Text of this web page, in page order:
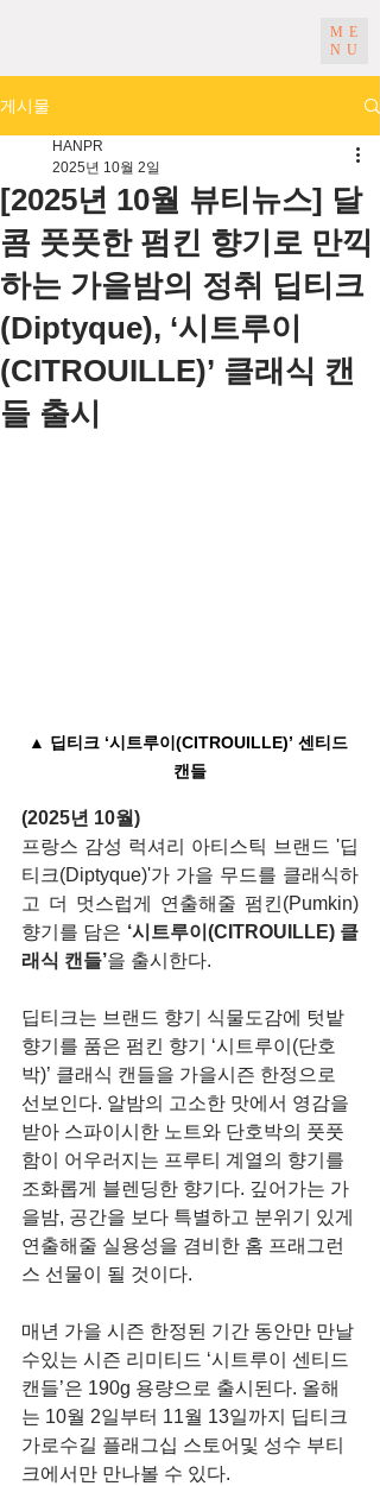
ME
NU
게시물
[2025년 10월 뷰티뉴스] 달
콤 풋풋한 펌킨 향기로 만끽
하는 가을밤의 정취 딥티크
(Diptyque), ‘시트루이
(CITROUILLE)’ 클래식 캔
들 출시
HANPR
2025년 10월 2일
▲ 딥티크 ‘시트루이(CITROUILLE)’ 센티드
캔들
(2025년 10월)
프랑스 감성 럭셔리 아티스틱 브랜드 '딥
티크(Diptyque)'가 가을 무드를 클래식하
고 더 멋스럽게 연출해줄 펌킨(Pumkin)
향기를 담은 ‘시트루이(CITROUILLE) 클
래식 캔들’을 출시한다.
딥티크는 브랜드 향기 식물도감에 텃밭
향기를 품은 펌킨 향기 ‘시트루이(단호
박)’ 클래식 캔들을 가을시즌 한정으로
선보인다. 알밤의 고소한 맛에서 영감을
받아 스파이시한 노트와 단호박의 풋풋
함이 어우러지는 프루티 계열의 향기를
조화롭게 블렌딩한 향기다. 깊어가는 가
을밤, 공간을 보다 특별하고 분위기 있게
연출해줄 실용성을 겸비한 홈 프래그런
스 선물이 될 것이다.
매년 가을 시즌 한정된 기간 동안만 만날
수있는 시즌 리미티드 ‘시트루이 센티드
캔들’은 190g 용량으로 출시된다. 올해
는 10월 2일부터 11월 13일까지 딥티크
가로수길 플래그십 스토어및 성수 부티
크에서만 만나볼 수 있다.